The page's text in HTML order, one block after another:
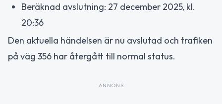
Beräknad avslutning: 27 december 2025, kl.
20:36
Den aktuella händelsen är nu avslutad och trafiken
på väg 356 har återgått till normal status.
ANNONS